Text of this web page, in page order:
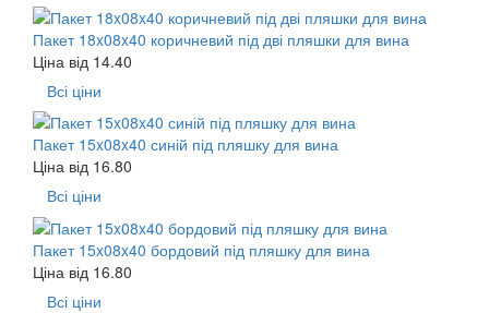
Пакет 18x08x40 коричневий під дві пляшки для вина
Ціна від 14.40
Всі ціни
Пакет 15x08x40 синій під пляшку для вина
Ціна від 16.80
Всі ціни
Пакет 15x08x40 бордовий під пляшку для вина
Ціна від 16.80
Всі ціни